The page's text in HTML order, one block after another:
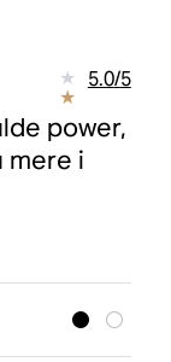
5.0/5
power,
mere i